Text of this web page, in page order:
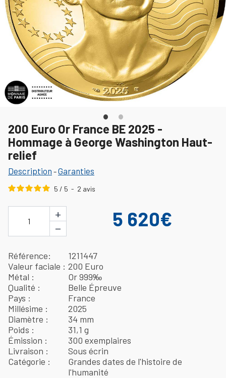
200 Euro Or France BE 2025 -
Hommage à George Washington Haut-
relief
Description -Garanties
5 / 5 - 2 avis
1
+
−
5 620€
Référence
1211447
Valeur faciale
200 Euro
Métal
Or 999‰
Qualité
Belle Épreuve
Pays
France
Millésime
2025
Diamètre
34 mm
Poids
31,1 g
Émission
300 exemplaires
Livraison
Sous écrin
Catégorie
Grandes dates de l'histoire de
l'humanité